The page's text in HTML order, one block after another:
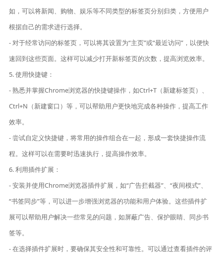
如，可以将新闻、购物、娱乐等不同类型的标签页分别归类，方便用户
根据自己的需求进行选择。
- 对于经常访问的标签页，可以将其设置为“主页”或“最近访问”，以便快
速回到这些页面。这样可以减少打开新标签页的次数，提高浏览效率。
5. 使用快捷键：
- 熟悉并掌握Chrome浏览器的快捷键操作，如Ctrl+T（新建标签页）、
Ctrl+N（新建窗口）等，可以帮助用户更快地完成各种操作，提高工作
效率。
- 尝试自定义快捷键，将常用的操作组合在一起，形成一套快捷操作流
程。这样可以在需要时迅速执行，提高操作效率。
6. 利用插件扩展：
- 安装并使用Chrome浏览器插件扩展，如“广告拦截器”、“夜间模式”、
“书签同步”等，可以进一步增强浏览器的功能和用户体验。这些插件扩
展可以帮助用户解决一些常见的问题，如屏蔽广告、保护眼睛、同步书
签等。
- 在选择插件扩展时，要确保其安全性和可靠性。可以通过查看插件的评